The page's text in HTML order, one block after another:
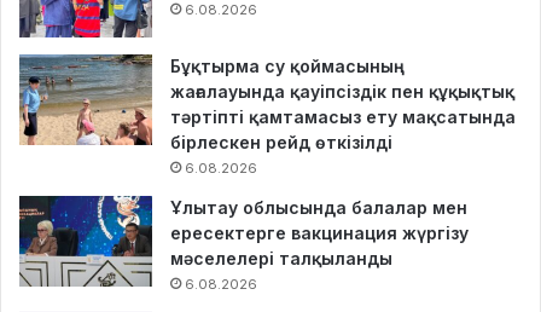
6.08.2026
Бұқтырма су қоймасының
жағалауында қауіпсіздік пен құқықтық
тәртіпті қамтамасыз ету мақсатында
бірлескен рейд өткізілді
6.08.2026
Ұлытау облысында балалар мен
ересектерге вакцинация жүргізу
мәселелері талқыланды
6.08.2026